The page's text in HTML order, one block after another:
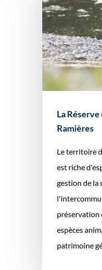
La
Ramières
Le territoire
est riche
gestion de la
préservation
espèces
patrimoine